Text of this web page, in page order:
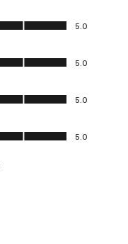
5.0
5.0
5.0
5.0